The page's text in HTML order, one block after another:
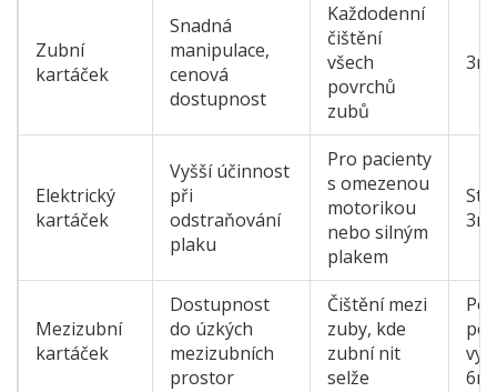
Zubní
kartáček
Snadná
manipulace,
cenová
dostupnost
Každodenní
čištění
všech
povrchů
zubů
Elektrický
kartáček
Vyšší účinnost
při
odstraňování
plaku
Pro pacienty
s omezenou
motorikou
nebo silným
plakem
Mezizubní
kartáček
Dostupnost
do úzkých
mezizubních
prostor
Čištění mezi
zuby, kde
zubní nit
selže
Po